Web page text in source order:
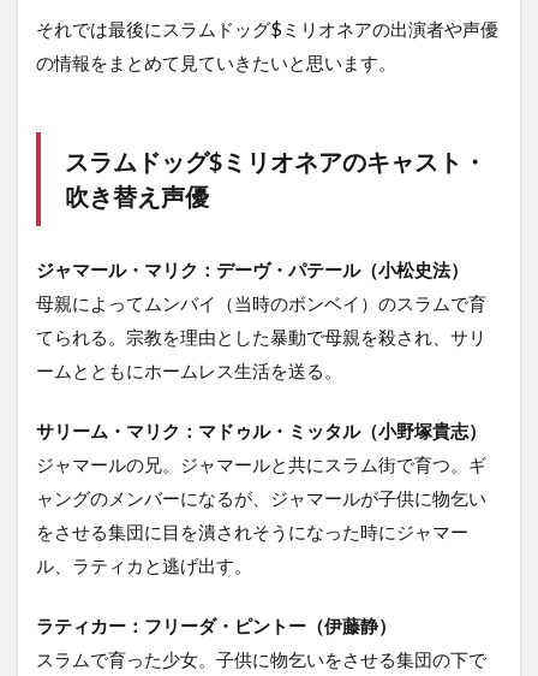
それでは最後にスラムドッグ$ミリオネアの出演者や声優
の情報をまとめて見ていきたいと思います。
スラムドッグ$ミリオネアのキャスト・
吹き替え声優
ジャマール・マリク：デーヴ・パテール（小松史法）
母親によってムンバイ（当時のボンベイ）のスラムで育
てられる。宗教を理由とした暴動で母親を殺され、サリ
ームとともにホームレス生活を送る。
サリーム・マリク：マドゥル・ミッタル（小野塚貴志）
ジャマールの兄。ジャマールと共にスラム街で育つ。ギ
ャングのメンバーになるが、ジャマールが子供に物乞い
をさせる集団に目を潰されそうになった時にジャマー
ル、ラティカと逃げ出す。
ラティカー：フリーダ・ピントー（伊藤静）
スラムで育った少女。子供に物乞いをさせる集団の下で